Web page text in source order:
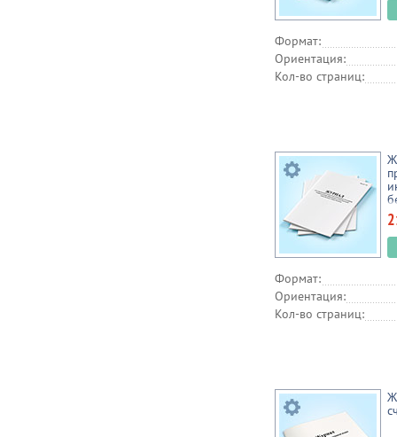
Формат:
Ориентация:
Кол-во страниц:
Формат:
Ориентация:
Кол-во страниц: